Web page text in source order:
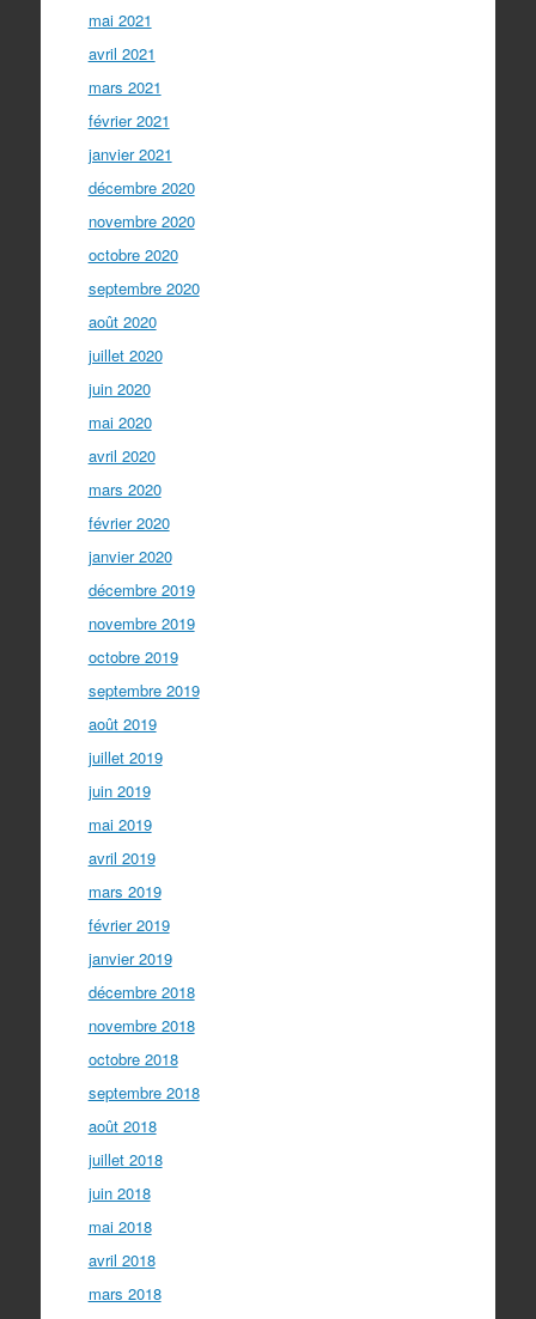
mai 2021
avril 2021
mars 2021
février 2021
janvier 2021
décembre 2020
novembre 2020
octobre 2020
septembre 2020
août 2020
juillet 2020
juin 2020
mai 2020
avril 2020
mars 2020
février 2020
janvier 2020
décembre 2019
novembre 2019
octobre 2019
septembre 2019
août 2019
juillet 2019
juin 2019
mai 2019
avril 2019
mars 2019
février 2019
janvier 2019
décembre 2018
novembre 2018
octobre 2018
septembre 2018
août 2018
juillet 2018
juin 2018
mai 2018
avril 2018
mars 2018